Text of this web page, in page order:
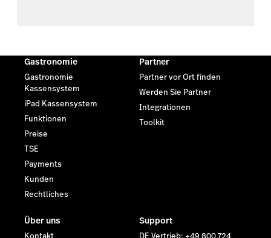
Gastronomie
Gastronomie
Kassensystem
iPad Kassensystem
Funktionen
Preise
TSE
Payments
Kunden
Rechtliches
Partner
Partner vor Ort finden
Werden Sie Partner
Integrationen
Toolkit
Über uns Support